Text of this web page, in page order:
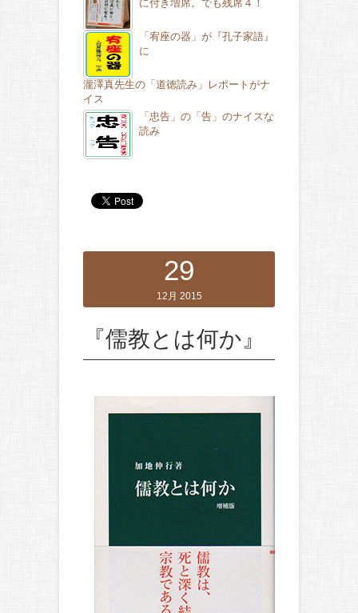
に付き増席。でも残席４！
「宥座の器」が『孔子家語』
に
瀧澤真先生の「道徳読み」レポートがナ
イス
「忠告」の「告」のナイスな
読み
29
12月 2015
『儒教とは何か』